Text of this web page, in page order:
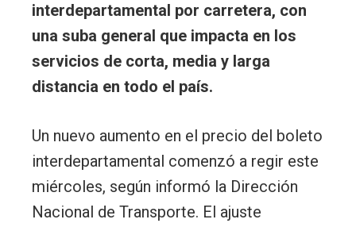
interdepartamental por carretera, con
una suba general que impacta en los
servicios de corta, media y larga
distancia en todo el país.
Un nuevo aumento en el precio del boleto
interdepartamental comenzó a regir este
miércoles, según informó la Dirección
Nacional de Transporte. El ajuste